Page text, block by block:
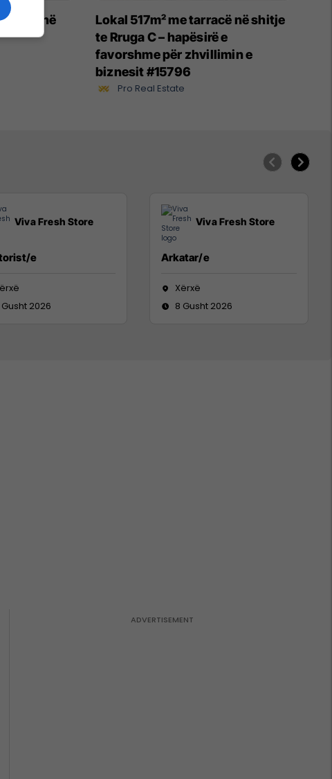
në
Lokal 517m² me tarracë në shitje
te Rruga C – hapësirë e
favorshme për zhvillimin e
biznesit #15796
Pro Real Estate
Viva Fresh Store
e
Gusht 2026
Viva Fresh Store
Arkatar/e
Xërxë
8 Gusht 2026